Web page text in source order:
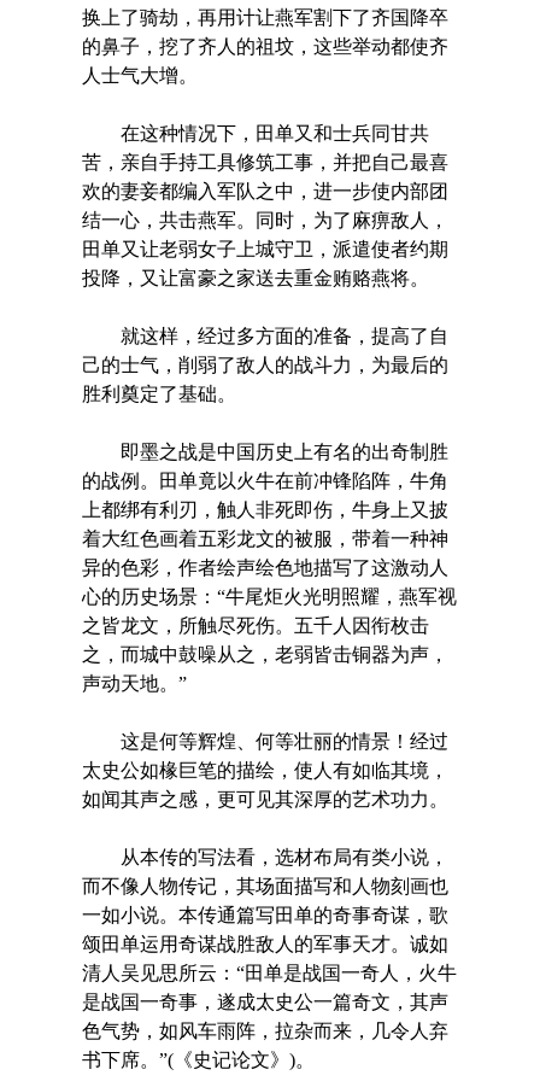
换上了骑劫，再用计让燕军割下了齐国降卒
的鼻子，挖了齐人的祖坟，这些举动都使齐
人士气大增。
在这种情况下，田单又和士兵同甘共
苦，亲自手持工具修筑工事，并把自己最喜
欢的妻妾都编入军队之中，进一步使内部团
结一心，共击燕军。同时，为了麻痹敌人，
田单又让老弱女子上城守卫，派遣使者约期
投降，又让富豪之家送去重金贿赂燕将。
就这样，经过多方面的准备，提高了自
己的士气，削弱了敌人的战斗力，为最后的
胜利奠定了基础。
即墨之战是中国历史上有名的出奇制胜
的战例。田单竟以火牛在前冲锋陷阵，牛角
上都绑有利刃，触人非死即伤，牛身上又披
着大红色画着五彩龙文的被服，带着一种神
异的色彩，作者绘声绘色地描写了这激动人
心的历史场景：“牛尾炬火光明照耀，燕军视
之皆龙文，所触尽死伤。五千人因衔枚击
之，而城中鼓噪从之，老弱皆击铜器为声，
声动天地。”
这是何等辉煌、何等壮丽的情景！经过
太史公如椽巨笔的描绘，使人有如临其境，
如闻其声之感，更可见其深厚的艺术功力。
从本传的写法看，选材布局有类小说，
而不像人物传记，其场面描写和人物刻画也
一如小说。本传通篇写田单的奇事奇谋，歌
颂田单运用奇谋战胜敌人的军事天才。诚如
清人吴见思所云：“田单是战国一奇人，火牛
是战国一奇事，遂成太史公一篇奇文，其声
色气势，如风车雨阵，拉杂而来，几令人弃
书下席。”(《史记论文》)。